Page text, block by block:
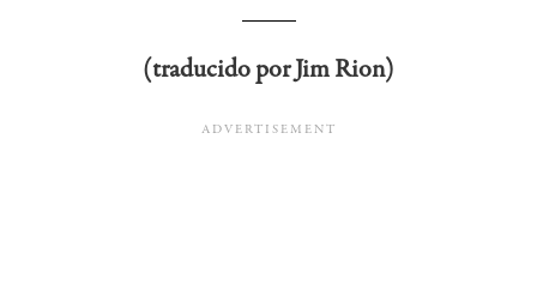
(traducido por Jim Rion)